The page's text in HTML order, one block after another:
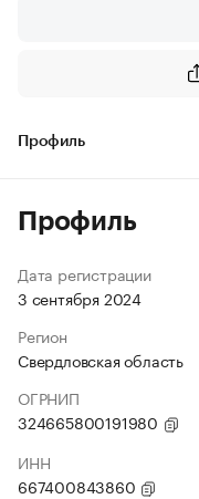
Профиль
Профиль
Дата регистрации
3 сентября 2024
Регион
Свердловская область
ОГРНИП
324665800191980
ИНН
667400843860